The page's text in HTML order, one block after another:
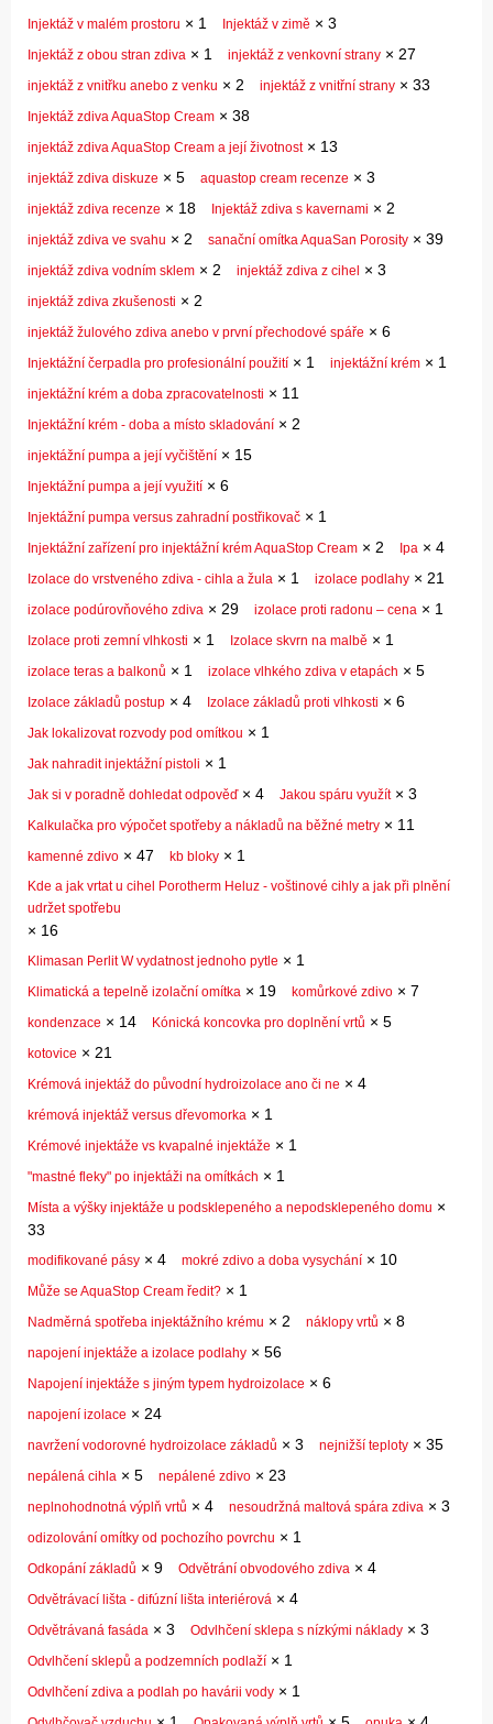
Injektáž v malém prostoru × 1 Injektáž v zimě × 3
Injektáž z obou stran zdiva × 1 injektáž z venkovní strany × 27
injektáž z vnitřku anebo z venku × 2 injektáž z vnitřní strany × 33
Injektáž zdiva AquaStop Cream × 38
injektáž zdiva AquaStop Cream a její životnost× 13
injektáž zdiva diskuze × 5 aquastop cream recenze × 3
injektáž zdiva recenze × 18 Injektáž zdiva s kavernami × 2
injektáž zdiva ve svahu × 2 sanační omítka AquaSan Porosity × 39
injektáž zdiva vodním sklem × 2 injektáž zdiva z cihel × 3
injektáž zdiva zkušenosti × 2
injektáž žulového zdiva anebo v první přechodové spáře × 6
Injektážní čerpadla pro profesionální použití × 1 injektážní krém × 1
injektážní krém a doba zpracovatelnosti × 11
Injektážní krém - doba a místo skladování × 2
injektážní pumpa a její vyčištění × 15
Injektážní pumpa a její využití × 6
Injektážní pumpa versus zahradní postřikovač × 1
Injektážní zařízení pro injektážní krém AquaStop Cream × 2 Ipa × 4
Izolace do vrstveného zdiva - cihla a žula × 1 izolace podlahy × 21
izolace podúrovňového zdiva × 29 izolace proti radonu – cena × 1
Izolace proti zemní vlhkosti × 1 Izolace skvrn na malbě × 1
izolace teras a balkonů × 1 izolace vlhkého zdiva v etapách × 5
Izolace základů postup × 4 Izolace základů proti vlhkosti × 6
Jak lokalizovat rozvody pod omítkou × 1
Jak nahradit injektážní pistoli × 1
Jak si v poradně dohledat odpověď× 4 Jakou spáru využít× 3
Kalkulačka pro výpočet spotřeby a nákladů na běžné metry × 11
kamenné zdivo × 47 kb bloky × 1
Kde a jak vrtat u cihel Porotherm Heluz - voštinové cihly a jak při plnění
udržet spotřebu
× 16
Klimasan Perlit W vydatnost jednoho pytle × 1
Klimatická a tepelně izolační omítka × 19 komůrkové zdivo × 7
kondenzace × 14 Kónická koncovka pro doplnění vrtů × 5
kotovice × 21
Krémová injektáž do původní hydroizolace ano či ne × 4
krémová injektáž versus dřevomorka × 1
Krémové injektáže vs kvapalné injektáže × 1
"mastné fleky" po injektáži na omítkách × 1
Místa a výšky injektáže u podsklepeného a nepodsklepeného domu ×
33
modifikované pásy × 4 mokré zdivo a doba vysychání × 10
Může se AquaStop Cream ředit? × 1
Nadměrná spotřeba injektážního krému × 2 náklopy vrtů × 8
napojení injektáže a izolace podlahy × 56
Napojení injektáže s jiným typem hydroizolace × 6
napojení izolace × 24
navržení vodorovné hydroizolace základů × 3 nejnižší teploty × 35
nepálená cihla × 5 nepálené zdivo × 23
neplnohodnotná výplň vrtů × 4 nesoudržná maltová spára zdiva × 3
odizolování omítky od pochozího povrchu × 1
Odkopání základů × 9 Odvětrání obvodového zdiva × 4
Odvětrávací lišta - difúzní lišta interiérová × 4
Odvětrávaná fasáda × 3 Odvlhčení sklepa s nízkými náklady × 3
Odvlhčení sklepů a podzemních podlaží × 1
Odvlhčení zdiva a podlah po havárii vody × 1